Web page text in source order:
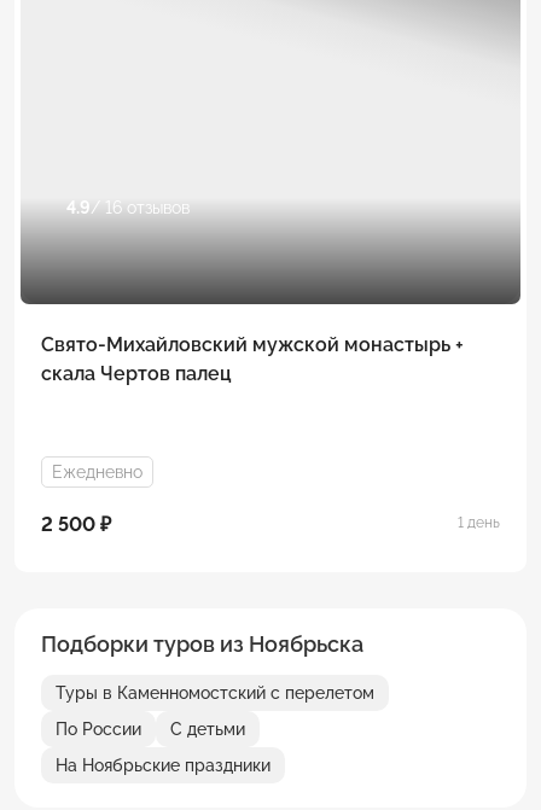
4.9/ 16 отзывов
Свято-Михайловский мужской монастырь +
скала Чертов палец
Ежедневно
2 500 ₽ 1 день
Подборки туров из Ноябрьска
Туры в Каменномостский с перелетом
По России
С детьми
На Ноябрьские праздники